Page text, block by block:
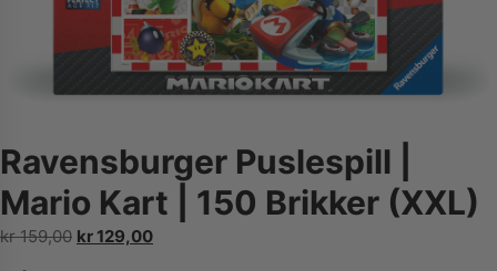
Ravensburger Puslespill |
Mario Kart | 150 Brikker (XXL)
kr159,00 Opprinnelig
kr 129,00Nåværende